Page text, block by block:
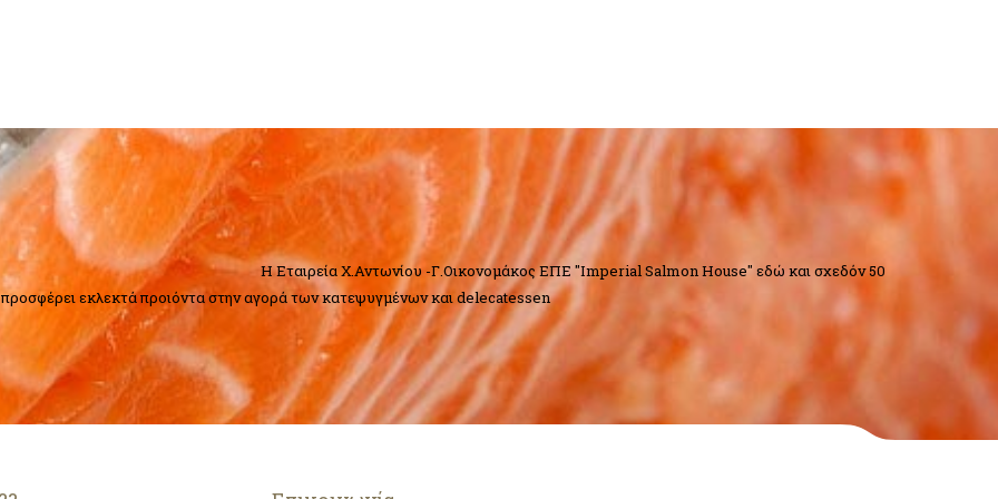
H Εταιρεία Χ.Αντωνίου -Γ.Οικονομάκος ΕΠΕ "Imperial Salmon House" εδώ και σχεδόν 50
εκλεκτά προιόντα στην αγορά των κατεψυγμένων και delecatessen